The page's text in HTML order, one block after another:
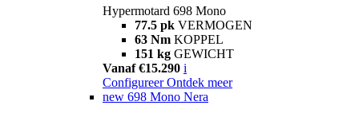
Hypermotard 698 Mono
77.5 pk VERMOGEN
63 Nm KOPPEL
151 kg GEWICHT
Vanaf €15.290 i
Configureer Ontdek meer
new 698 Mono Nera